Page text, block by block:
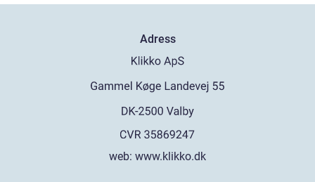
Adress
web: www.klikko.dk